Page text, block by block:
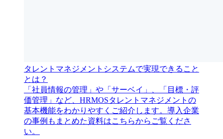
タレントマネジメントシステムで実現できること
とは？
「社員情報の管理」や「サーベイ」、「目標・評
価管理」など、HRMOSタレントマネジメントの
基本機能をわかりやすくご紹介します。導入企業
の事例もまとめた資料はこちらからご覧くださ
い。